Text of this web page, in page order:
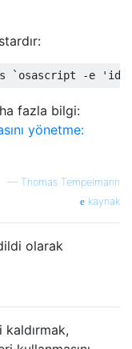
fazla bilgi:
yönetme:
— Thomas Tempelmann
kaynak
olarak